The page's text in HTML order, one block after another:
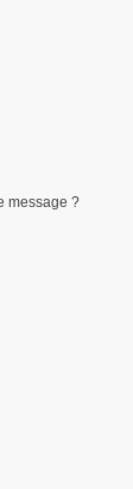
message ?